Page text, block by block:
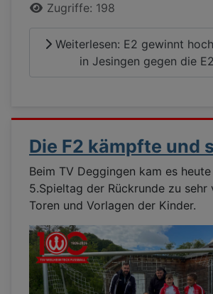
Zugriffe: 198
Weiterlesen: E2 gewinnt
in Jesingen gegen die
Die F2 kämpfte und
Beim TV Deggingen kam es
5.Spieltag der Rückrunde zu sehr
Toren und Vorlagen der Kinder.